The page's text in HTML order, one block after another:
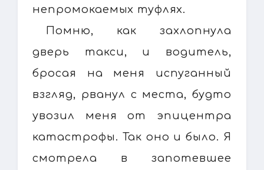
непромокаемых туфлях.
Помню, как захлопнула
дверь такси, и водитель,
бросая на меня испуганный
взгляд, рванул с места, будто
увозил меня от эпицентра
катастрофы. Так оно и было. Я
смотрела в запотевшее